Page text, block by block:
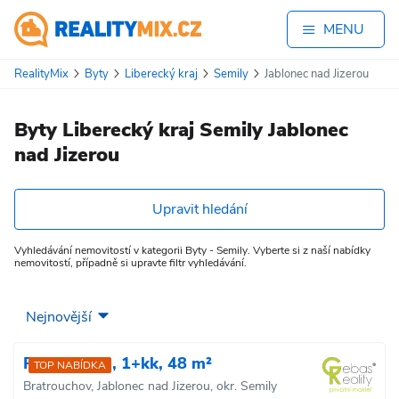
MENU
RealityMix Byty Liberecký kraj Semily Jablonec nad Jizerou
Byty Liberecký kraj Semily Jablonec
nad Jizerou
Upravit hledání
Vyhledávání nemovitostí v kategorii Byty - Semily. Vyberte si z naší nabídky
nemovitostí, případně si upravte filtr vyhledávání.
TOP NABÍDKA
Prodej bytu, 1+kk, 48 m²
Bratrouchov, Jablonec nad Jizerou, okr. Semily